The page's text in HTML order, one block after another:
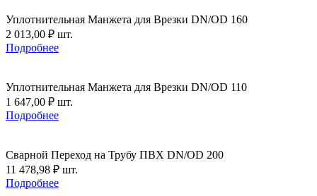
Уплотнительная Манжета для Врезки DN/OD 160
2 013,00 ₽ шт.
Подробнее
Уплотнительная Манжета для Врезки DN/OD 110
1 647,00 ₽ шт.
Подробнее
Сварной Переход на Трубу ПВХ DN/OD 200
11 478,98 ₽ шт.
Подробнее